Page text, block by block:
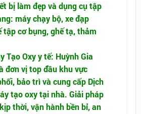
bị làm đẹp và dụng cụ tập
máy chạy bộ, xe đạp
tập cơ bụng, ghế tạ, thảm
Tạo Oxy y tế: Huỳnh Gia
đơn vị top đầu khu vực
bảo trì và cung cấp Dịch
tạo oxy tại nhà. Giải pháp
thời, vận hành bền bỉ, an